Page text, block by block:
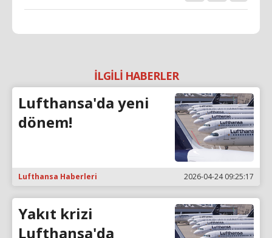
İLGİLİ HABERLER
Lufthansa'da yeni
dönem!
Lufthansa Haberleri 2026-04-24 09:25:17
Yakıt krizi
Lufthansa'da